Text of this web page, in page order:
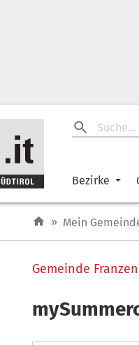
Bezirke
» Mein
Gemeinde